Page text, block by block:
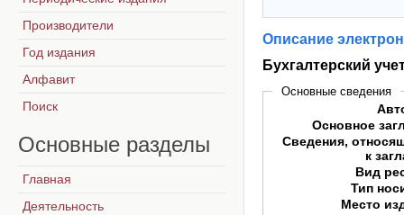
Описание
Бухгалтерский
Основные сведения
Основное
Сведения,
к
Вид
Тип
Место
Производители
Год издания
Алфавит
Поиск
Основные разделы
Главная
Деятельность